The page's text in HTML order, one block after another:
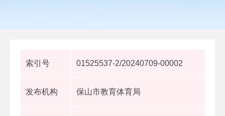
索引号 01525537-2/20240709-00002
发布机构 保山市教育体育局